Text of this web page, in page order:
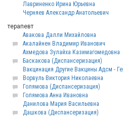
Лавриненко Ирина Юрьевна
Черняев Александр Анатольевич
терапевт
Авакова Далли Михайловна
Акалайнен Владимир Иванович
Ахмедова Зулайха Казимагомедовна
Баскакова (Диспансеризация)
Вакцинация Другие Вакцины Адсм -
Ворвуль Виктория Николаевна
Голямова (Диспансеризация)
Голямова Анна Ивановна
Данилова Мария Васильевна
Дашкова (Диспансеризация)